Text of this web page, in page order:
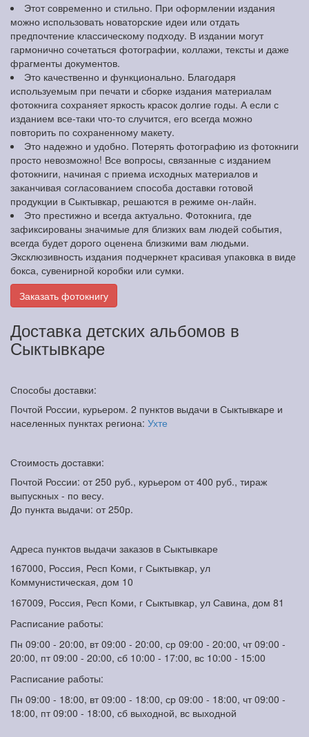
Этот современно и стильно. При оформлении издания
можно использовать новаторские идеи или отдать
предпочтение классическому подходу. В издании могут
гармонично сочетаться фотографии, коллажи, тексты и даже
фрагменты документов.
Это качественно и функционально. Благодаря
используемым при печати и сборке издания материалам
фотокнига сохраняет яркость красок долгие годы. А если с
изданием все-таки что-то случится, его всегда можно
повторить по сохраненному макету.
Это надежно и удобно. Потерять фотографию из фотокниги
просто невозможно! Все вопросы, связанные с изданием
фотокниги, начиная с приема исходных материалов и
заканчивая согласованием способа доставки готовой
продукции в Сыктывкар, решаются в режиме он-лайн.
Это престижно и всегда актуально. Фотокнига, где
зафиксированы значимые для близких вам людей события,
всегда будет дорого оценена близкими вам людьми.
Эксклюзивность издания подчеркнет красивая упаковка в виде
бокса, сувенирной коробки или сумки.
Заказать фотокнигу
Доставка детских альбомов в
Сыктывкаре
Способы доставки:
Почтой России, курьером. 2 пунктов выдачи в Сыктывкаре и
населенных пунктах региона: Ухте
Стоимость доставки:
Почтой России: от 250 руб., курьером от 400 руб., тираж
выпускных - по весу.
До пункта выдачи: от 250р.
Адреса пунктов выдачи заказов в Сыктывкаре
167000, Россия, Респ Коми, г Сыктывкар, ул
Коммунистическая, дом 10
167009, Россия, Респ Коми, г Сыктывкар, ул Савина, дом 81
Расписание работы:
Пн 09:00 - 20:00, вт 09:00 - 20:00, ср 09:00 - 20:00, чт 09:00 -
20:00, пт 09:00 - 20:00, сб 10:00 - 17:00, вс 10:00 - 15:00
Расписание работы:
Пн 09:00 - 18:00, вт 09:00 - 18:00, ср 09:00 - 18:00, чт 09:00 -
18:00, пт 09:00 - 18:00, сб выходной, вс выходной